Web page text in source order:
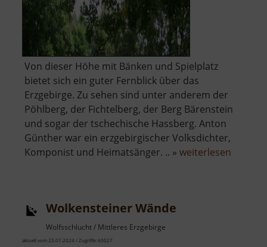
Von dieser Höhe mit Bänken und Spielplatz
bietet sich ein guter Fernblick über das
Erzgebirge. Zu sehen sind unter anderem der
Pöhlberg, der Fichtelberg, der Berg Bärenstein
und sogar der tschechische Hassberg. Anton
Günther war ein erzgebirgischer Volksdichter,
Komponist und Heimatsänger. .. » weiterlesen
Wolkensteiner Wände
Wolfsschlucht / Mittleres Erzgebirge
aktuell vom 23.07.2024 / Zugriffe: 60027